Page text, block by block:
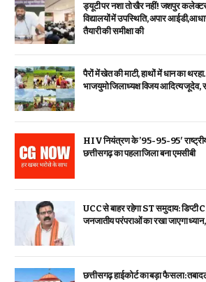
ड्यूटी पर नशा तो खैर नहीं! जशपुर
विद्यालयों में उपस्थिति, अपार
तैयारी की समीक्षा की
पैरों में खेत की माटी, हाथों में धान का
भाजयुमो जिलाध्यक्ष विजय आदित्य जूदेव,
HIV नियंत्रण के ’95-95-95′
छत्तीसगढ़ का पहला जिला बना एमसीबी
UCC से बाहर रहेगा ST समुदाय: डिप्टी
जनजातीय परंपराओं का रखा जाएगा
छत्तीसगढ़ हाईकोर्ट का बड़ा फैसला: